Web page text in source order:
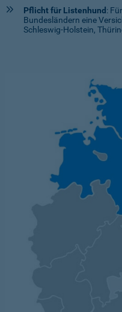
Pflicht für Listenhund :
Bundesländern eine
Schleswig-Holstein,